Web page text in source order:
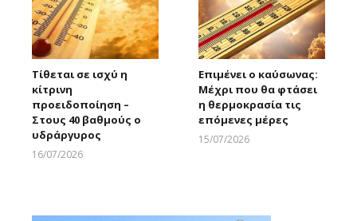
Τίθεται σε ισχύ η
κίτρινη
προειδοποίηση –
Στους 40 βαθμούς ο
υδράργυρος
16/07/2026
Επιμένει ο καύσωνας:
Μέχρι που θα φτάσει
η θερμοκρασία τις
επόμενες μέρες
15/07/2026